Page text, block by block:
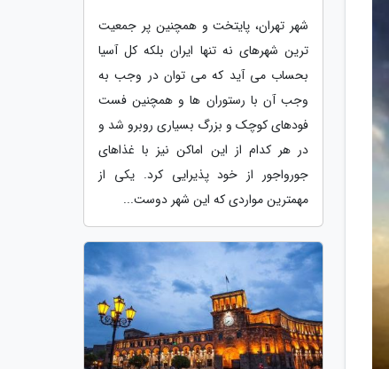
شهر تهران، پایتخت و همچنین پر جمعیت
ترین شهرهای نه تنها ایران بلکه کل آسیا
بحساب می آید که می توان در وجب به
وجب آن با رستوران ها و همچنین فست
فودهای کوچک و بزرگ بسیاری روبرو شد و
در هر کدام از این اماکن نیز با غذاهای
جورواجور از خود پذیرایی کرد. یکی از
مهمترین مواردی که این شهر دوست...